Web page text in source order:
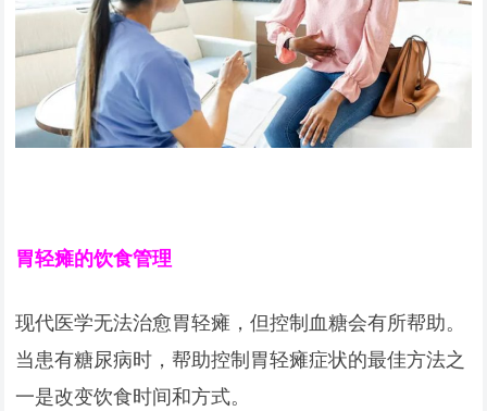
胃轻瘫的饮食管理
现代医学无法治愈胃轻瘫，但控制血糖会有所帮助。
当患有糖尿病时，帮助控制胃轻瘫症状的最佳方法之
一是改变饮食时间和方式。